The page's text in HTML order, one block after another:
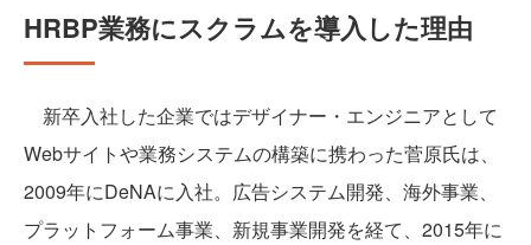
HRBP業務にスクラムを導入した理由
新卒入社した企業ではデザイナー・エンジニアとして
Webサイトや業務システムの構築に携わった菅原氏は、
2009年にDeNAに入社。広告システム開発、海外事業、
プラットフォーム事業、新規事業開発を経て、2015年に